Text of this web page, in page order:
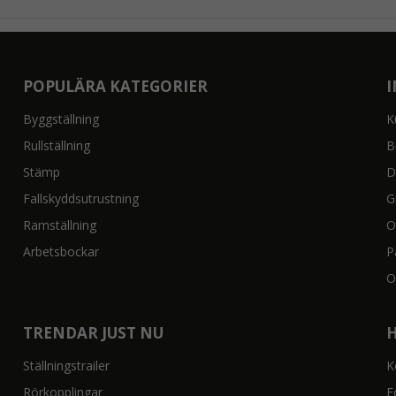
POPULÄRA KATEGORIER
Byggställning
Rullställning
Stämp
Fallskyddsutrustning
Ramställning
Arbetsbockar
TRENDAR JUST NU
Ställningstrailer
Rörkopplingar